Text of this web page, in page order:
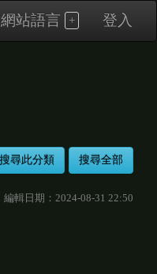
網站語言 登入
編輯日期：2024-08-31 22:50